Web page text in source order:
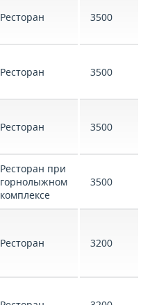
Ресторан 3500
Ресторан 3500
Ресторан 3500
Ресторан при
горнолыжном
комплексе
3500
Ресторан 3200